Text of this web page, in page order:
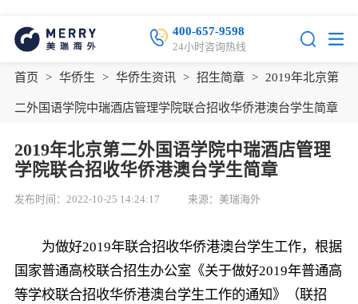
400-657-9598
24小时咨询热线
首页 > 华侨生 > 华侨生资讯 > 招生简章 > 2019年北京第
二外国语学院中瑞酒店管理学院联合招收华侨港澳台学生简章
2019年北京第二外国语学院中瑞酒店管理
学院联合招收华侨港澳台学生简章
发布时间：2022-10-25 14:24:17 来源：美瑞海外
为做好2019年联合招收华侨港澳台学生工作，根据
国家普通高校联合招生办公室《关于做好2019年普通高
等学校联合招收华侨港澳台学生工作的通知》（联招